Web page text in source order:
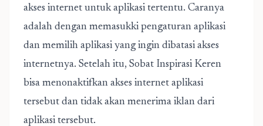
akses internet untuk aplikasi tertentu. Caranya
adalah dengan memasukki pengaturan aplikasi
dan memilih aplikasi yang ingin dibatasi akses
internetnya. Setelah itu, Sobat Inspirasi Keren
bisa menonaktifkan akses internet aplikasi
tersebut dan tidak akan menerima iklan dari
aplikasi tersebut.